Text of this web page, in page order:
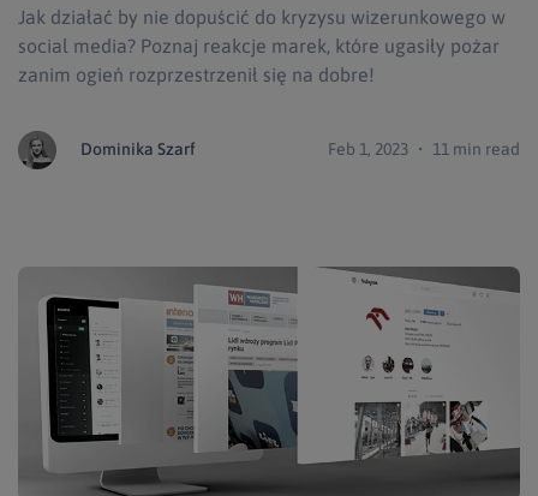
Jak działać by nie dopuścić do kryzysu wizerunkowego w
social media? Poznaj reakcje marek, które ugasiły pożar
zanim ogień rozprzestrzenił się na dobre!
Dominika Szarf Feb 1, 2023 ・ 11 min read